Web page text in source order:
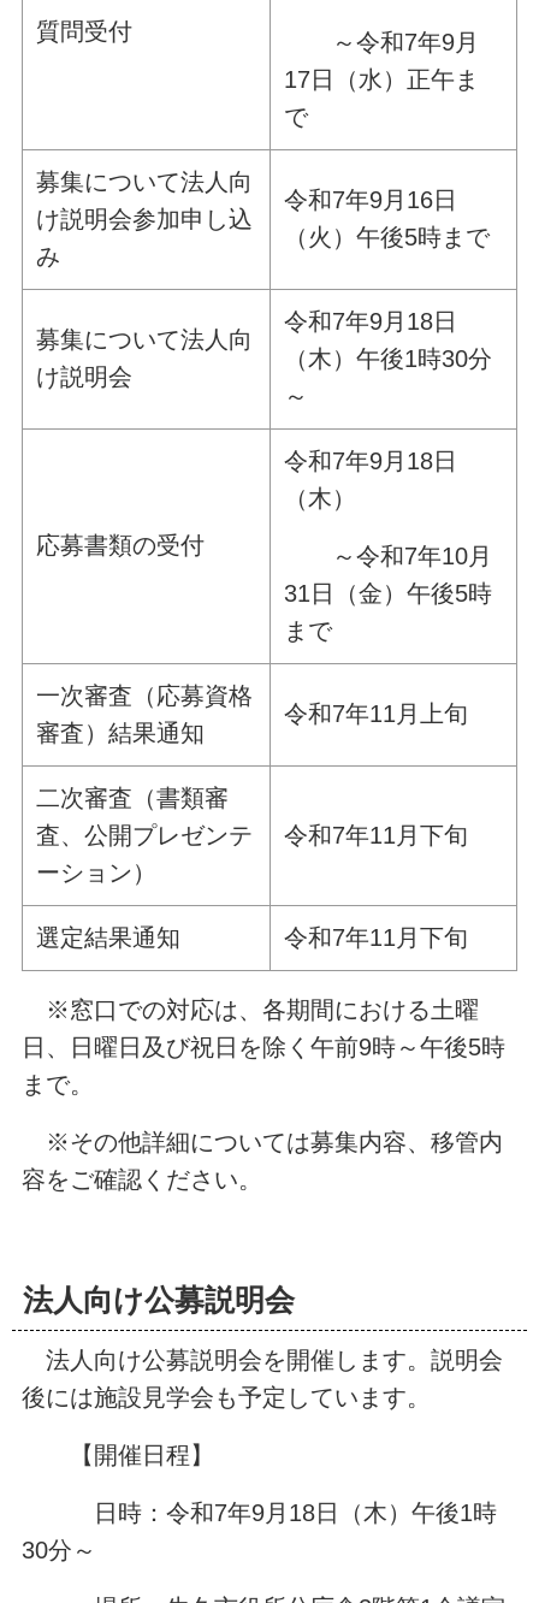
質問受付
～令和7年9月
17日（水）正午ま
で
募集について法人向
け説明会参加申し込
み
令和7年9月 16日
（火）午後5時まで
募集について法人向
け説明会
令和7年9月18日
（木）午後1時30分
～
応募書類の受付
令和7年9月18日
（木）
～令和7年10月
31日（金）午後5時
まで
一次審査（応募資格
審査）結果通知
令和7年11月上旬
二次審査（書類審
査、公開プレゼンテ
ーション）
令和7年11月下旬
選定結果通知 令和7年11月下旬
※窓口での対応は、各期間における土曜
日、日曜日及び祝日を除く午前9時～午後5時
まで。
※その他詳細については募集内容、移管内
容をご確認ください。
法人向け公募説明会
法人向け公募説明会を開催します。説明会
後には施設見学会も予定しています。
【開催日程】
日時：令和7年9月18日（木）午後1時
30分～